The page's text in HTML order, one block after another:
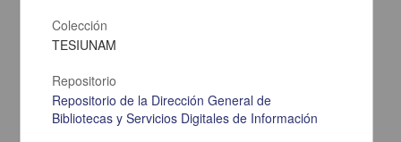
Los dialogos del Calepino de Motul: exploraciones en la
historiografia de la otredad
Colección
TESIUNAM
Repositorio
Repositorio de la Dirección General de
Bibliotecas y Servicios Digitales de Información